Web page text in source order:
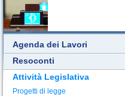
Agenda dei Lavori
Resoconti
Attività Legislativa
Progetti di legge